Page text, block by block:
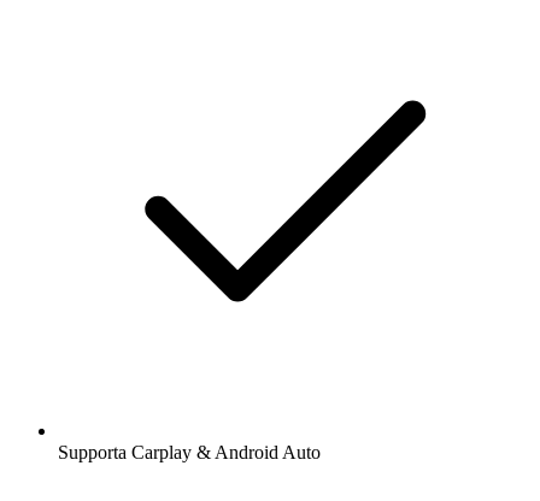
Supporta Carplay & Android Auto